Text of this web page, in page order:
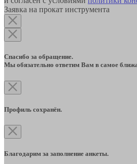
Заявка на прокат инструмента
Спасибо за обращение.
Мы обязательно ответим Вам в самое
Профиль сохранён.
Благодарим за заполнение анкеты.